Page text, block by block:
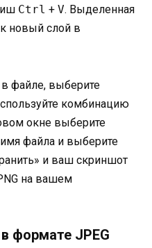
Ctrl + V. Выделенная
новый слой в
файле, выберите
комбинацию
окне выберите
файла и выберите
и ваш скриншот
на вашем
формате JPEG